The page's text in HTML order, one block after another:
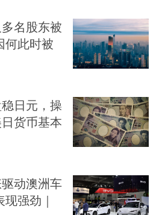
多名股东被
何此时被
日元，操
货币基本
动澳洲车
强劲｜